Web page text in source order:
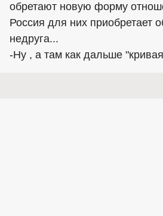
обретают новую форму
Россия для них приобретает
недруга...
-Ну , а там как дальше